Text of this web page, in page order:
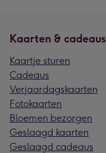
Kaarten & cadeaus
Kaartje sturen
Cadeaus
Verjaardagskaarten
Fotokaarten
Bloemen bezorgen
Geslaagd kaarten
Geslaagd cadeaus